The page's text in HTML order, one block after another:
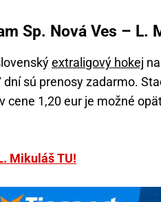
Sp. Nová Ves – L.
extraligový hokej
dní sú prenosy zadarmo.
cene 1,20 eur je možné
Mikuláš TU!